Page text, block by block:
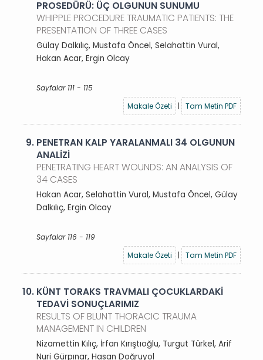
PROSEDÜRÜ: ÜÇ OLGUNUN SUNUMU
WHIPPLE PROCEDURE TRAUMATIC PATIENTS: THE
PRESENTATION OF THREE CASES
Gülay Dalkılıç, Mustafa Öncel, Selahattin Vural,
Hakan Acar, Ergin Olcay
Sayfalar 111 - 115
Makale Özeti
| Tam Metin PDF
9. PENETRAN KALP YARALANMALI 34 OLGUNUN
ANALİZİ
PENETRATING HEART WOUNDS: AN ANALYSIS OF
34 CASES
Hakan Acar, Selahattin Vural, Mustafa Öncel, Gülay
Dalkılıç, Ergin Olcay
Sayfalar 116 - 119
Makale Özeti
| Tam Metin PDF
10. KÜNT TORAKS TRAVMALI ÇOCUKLARDAKİ
TEDAVİ SONUÇLARIMIZ
RESULTS OF BLUNT THORACIC TRAUMA
MANAGEMENT IN CHILDREN
Nizamettin Kılıç, İrfan Kırıştıoğlu, Turgut Türkel, Arif
Nuri Gürpınar, Hasan Doğruyol